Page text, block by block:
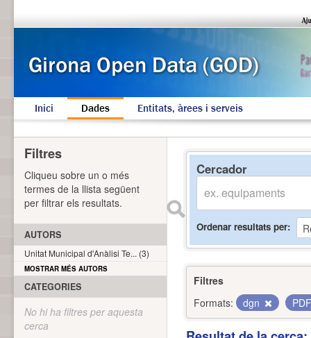
Inici Dades Entitats, àrees i serveis
Cercador
Ordenar resultats per
Filtres
Formats:
dgn
Filtres
Cliqueu sobre un o més
termes de la llista següent
per filtrar els resultats.
AUTORS
Unitat Municipal d'Anàlisi Te... (3)
MOSTRAR MÉS AUTORS
CATEGORIES
No hi ha filtres per aquesta
cerca